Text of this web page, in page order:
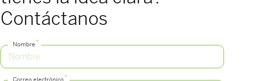
Contáctanos
Nombre*
Correo electrónico*